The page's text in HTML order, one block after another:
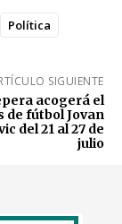
Política
SIGUIENTE
acogerá el
de fútbol Jovan
del 21 al 27 de
julio